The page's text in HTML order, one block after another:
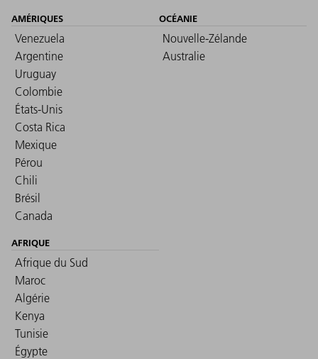
AMÉRIQUES
Venezuela
Argentine
Uruguay
Colombie
États-Unis
Costa Rica
Mexique
Pérou
Chili
Brésil
Canada
OCÉANIE
Nouvelle-Zélande
Australie
AFRIQUE
Afrique du Sud
Maroc
Algérie
Kenya
Tunisie
Égypte